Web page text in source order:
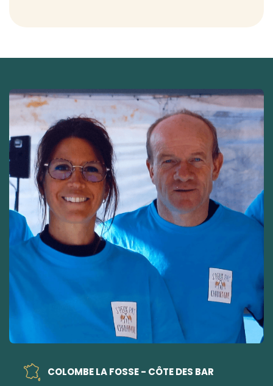
COLOMBE LA FOSSE - CÔTE DES BAR